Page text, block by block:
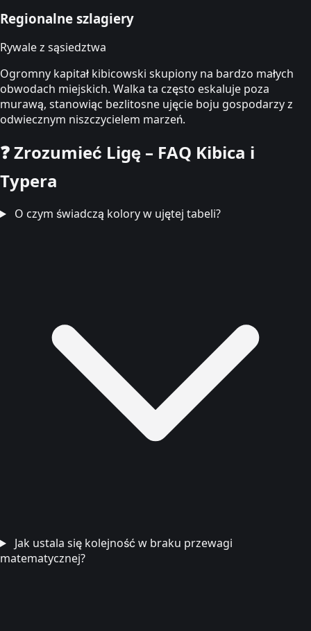
Regionalne szlagiery
Rywale z sąsiedztwa
Ogromny kapitał kibicowski skupiony na bardzo małych
obwodach miejskich. Walka ta często eskaluje poza
murawą, stanowiąc bezlitosne ujęcie boju gospodarzy z
odwiecznym niszczycielem marzeń.
❓Zrozumieć Ligę – FAQ Kibica i
Typera
O czym świadczą kolory w ujętej tabeli?
Jak ustala się kolejność w braku przewagi
matematycznej?